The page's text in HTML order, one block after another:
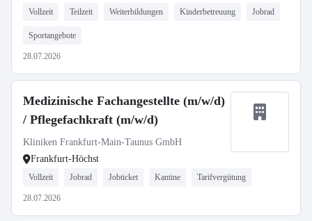
Vollzeit Teilzeit Weiterbildungen Kinderbetreuung Jobrad
Sportangebote
28.07.2026
Medizinische Fachangestellte (m/w/d)
/ Pflegefachkraft (m/w/d)
Kliniken Frankfurt-Main-Taunus GmbH
Frankfurt-Höchst
Vollzeit Jobrad Jobticket Kantine Tarifvergütung
28.07.2026